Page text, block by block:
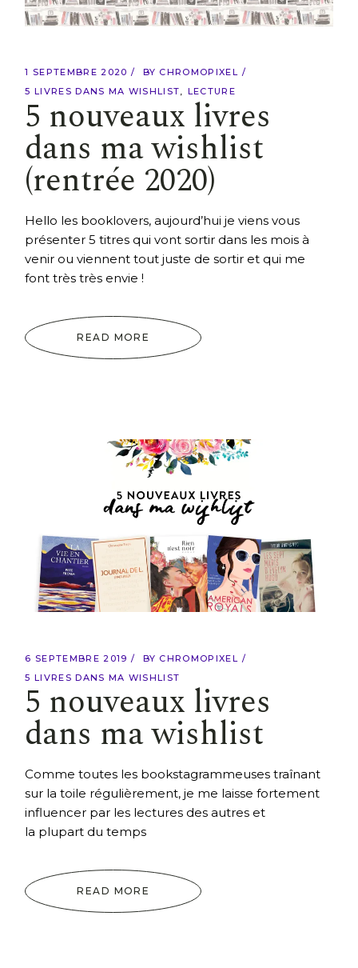
1 SEPTEMBRE 2020 BY CHROMOPIXEL
5 LIVRES DANS MA WISHLIST
LECTURE
5 nouveaux livres
dans ma wishlist
(rentrée 2020)
Hello les booklovers, aujourd’hui je viens vous
présenter 5 titres qui vont sortir dans les mois à
venir ou viennent tout juste de sortir et qui me
font très très envie !
READ MORE
6 SEPTEMBRE 2019 BY CHROMOPIXEL
5 LIVRES DANS MA WISHLIST
5 nouveaux livres
dans ma wishlist
Comme toutes les bookstagrammeuses traînant
sur la toile régulièrement, je me laisse fortement
influencer par les lectures des autres et
la plupart du temps
READ MORE